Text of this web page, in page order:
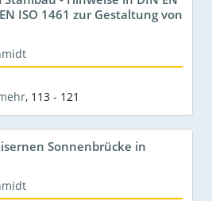
ISO 1461 zur Gestaltung von
, 113 - 121
Sonnenbrücke in